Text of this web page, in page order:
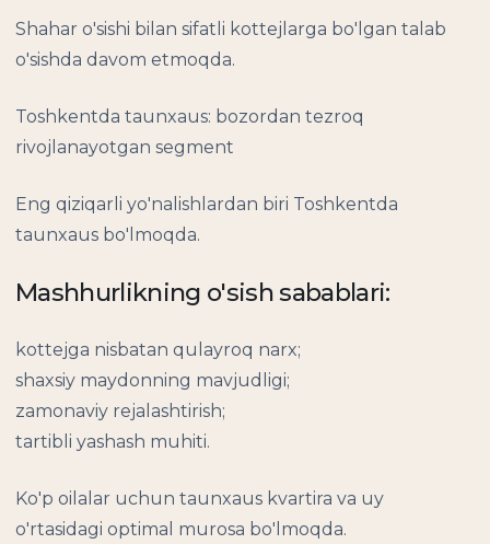
Shahar o'sishi bilan sifatli kottejlarga bo'lgan talab
o'sishda davom etmoqda.
Toshkentda taunxaus: bozordan tezroq
rivojlanayotgan segment
Eng qiziqarli yo'nalishlardan biri Toshkentda
taunxaus bo'lmoqda.
Mashhurlikning o'sish sabablari:
kottejga nisbatan qulayroq narx;
shaxsiy maydonning mavjudligi;
zamonaviy rejalashtirish;
tartibli yashash muhiti.
Ko'p oilalar uchun taunxaus kvartira va uy
o'rtasidagi optimal murosa bo'lmoqda.